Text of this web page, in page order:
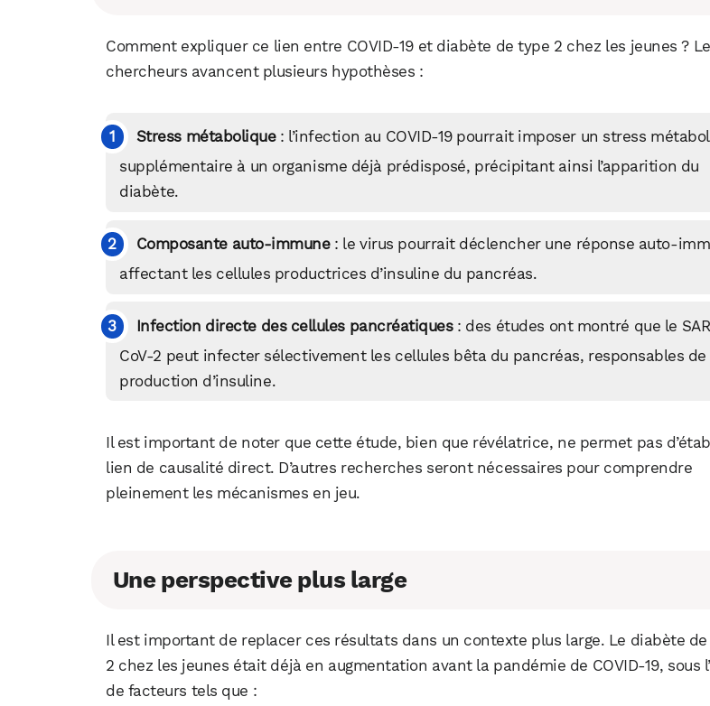
Comment expliquer ce lien entre COVID-19 et diabète de type 2 chez les jeunes ?
chercheurs avancent plusieurs hypothèses :
Stress métabolique: l’infection au COVID-19 pourrait imposer un stress
supplémentaire à un organisme déjà prédisposé, précipitant ainsi l’apparition du
diabète.
Composante auto-immune: le virus pourrait déclencher une réponse auto-
affectant les cellules productrices d’insuline du pancréas.
Infection directe des cellules pancréatiques: des études ont montré que le
CoV-2 peut infecter sélectivement les cellules bêta du pancréas, responsables de
production d’insuline.
Il est important de noter que cette étude, bien que révélatrice, ne permet pas
lien de causalité direct. D’autres recherches seront nécessaires pour comprendre
pleinement les mécanismes en jeu.
Une perspective plus large
Il est important de replacer ces résultats dans un contexte plus large. Le diabète
2 chez les jeunes était déjà en augmentation avant la pandémie de COVID-19, sous
de facteurs tels que :